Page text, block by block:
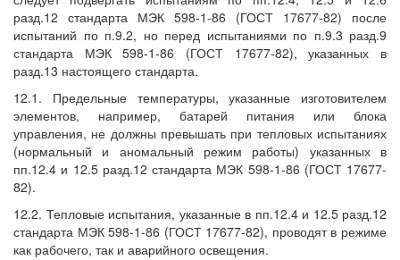
разд.12 стандарта МЭК 598-1-86 (ГОСТ 17677-82) после
испытаний по п.9.2, но перед испытаниями по п.9.3 разд.9
стандарта МЭК 598-1-86 (ГОСТ 17677-82), указанных в
разд.13 настоящего стандарта.
12.1. Предельные температуры, указанные изготовителем
элементов, например, батарей питания или блока
управления, не должны превышать при тепловых испытаниях
(нормальный и аномальный режим работы) указанных в
пп.12.4 и 12.5 разд.12 стандарта МЭК 598-1-86 (ГОСТ 17677-
82).
12.2. Тепловые испытания, указанные в пп.12.4 и 12.5 разд.12
стандарта МЭК 598-1-86 (ГОСТ 17677-82), проводят в режиме
как рабочего, так и аварийного освещения.